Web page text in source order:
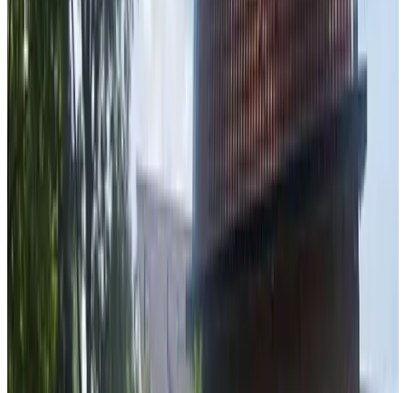
Dromen op het Water
Amsterdam
9.5